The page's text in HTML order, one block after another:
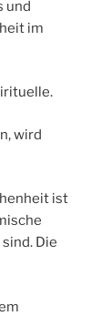
und
im
wird
ist
Die